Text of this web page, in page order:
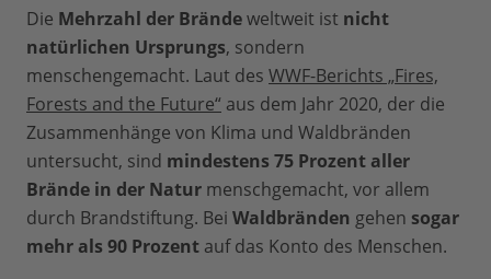
Die Mehrzahl der Brändeweltweit ist nicht
natürlichen Ursprungs, sondern
menschengemacht. Laut des WWF-Berichts „Fires,
Forests and the Future“ aus dem Jahr 2020, der die
Zusammenhänge von Klima und Waldbränden
untersucht, sind mindestens 75 Prozent aller
Brände in der Natur menschgemacht, vor allem
durch Brandstiftung. Bei Waldbränden gehen sogar
mehr als 90 Prozent auf das Konto des Menschen.